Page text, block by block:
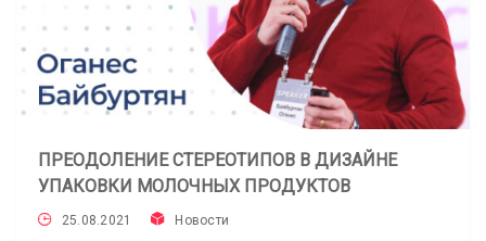
ПРЕОДОЛЕНИЕ СТЕРЕОТИПОВ В ДИЗАЙНЕ
УПАКОВКИ МОЛОЧНЫХ ПРОДУКТОВ
25.08.2021 Новости